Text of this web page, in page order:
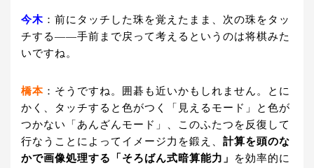
今木 ：前にタッチした珠を覚えたまま、次の珠をタッ
チする――手前まで戻って考えるというのは将棋みた
いですね。
橋本 ：そうですね。囲碁も近いかもしれません。とに
かく、タッチすると色がつく「見えるモード」と色が
つかない「あんざんモード」、このふたつを反復して
行なうことによってイメージ力を鍛え、 計算を頭のな
かで画像処理する「そろばん式暗算能力」
を効率的に